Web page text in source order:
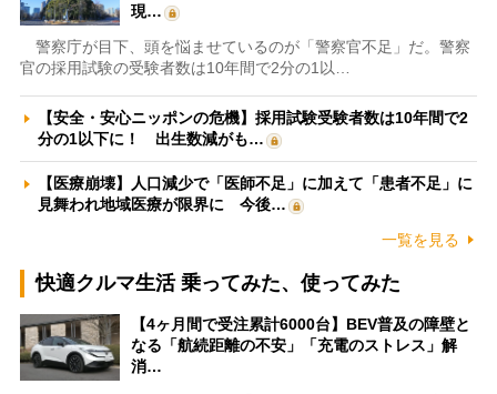
現…
警察庁が目下、頭を悩ませているのが「警察官不足」だ。警察
官の採用試験の受験者数は10年間で2分の1以…
【安全・安心ニッポンの危機】採用試験受験者数は10年間で2
分の1以下に！ 出生数減がも…
【医療崩壊】人口減少で「医師不足」に加えて「患者不足」に
見舞われ地域医療が限界に 今後…
一覧を見る
快適クルマ生活 乗ってみた、使ってみた
【4ヶ月間で受注累計6000台】BEV普及の障壁と
なる「航続距離の不安」「充電のストレス」解
消…